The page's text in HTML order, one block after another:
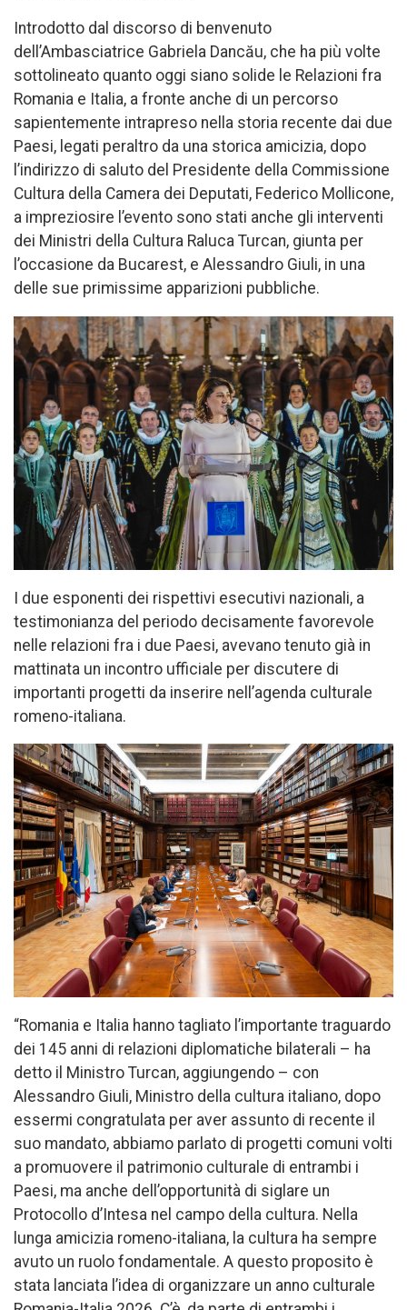
Introdotto dal discorso di benvenuto
dell’Ambasciatrice Gabriela Dancău, che ha più volte
sottolineato quanto oggi siano solide le Relazioni fra
Romania e Italia, a fronte anche di un percorso
sapientemente intrapreso nella storia recente dai due
Paesi, legati peraltro da una storica amicizia, dopo
l’indirizzo di saluto del Presidente della Commissione
Cultura della Camera dei Deputati, Federico Mollicone,
a impreziosire l’evento sono stati anche gli interventi
dei Ministri della Cultura Raluca Turcan, giunta per
l’occasione da Bucarest, e Alessandro Giuli, in una
delle sue primissime apparizioni pubbliche.
I due esponenti dei rispettivi esecutivi nazionali, a
testimonianza del periodo decisamente favorevole
nelle relazioni fra i due Paesi, avevano tenuto già in
mattinata un incontro ufficiale per discutere di
importanti progetti da inserire nell’agenda culturale
romeno-italiana.
“Romania e Italia hanno tagliato l’importante traguardo
dei 145 anni di relazioni diplomatiche bilaterali – ha
detto il Ministro Turcan, aggiungendo – con
Alessandro Giuli, Ministro della cultura italiano, dopo
essermi congratulata per aver assunto di recente il
suo mandato, abbiamo parlato di progetti comuni volti
a promuovere il patrimonio culturale di entrambi i
Paesi, ma anche dell’opportunità di siglare un
Protocollo d’Intesa nel campo della cultura. Nella
lunga amicizia romeno-italiana, la cultura ha sempre
avuto un ruolo fondamentale. A questo proposito è
stata lanciata l’idea di organizzare un anno culturale